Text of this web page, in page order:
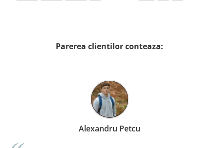
Parerea clientilor conteaza:
Alexandru Petcu